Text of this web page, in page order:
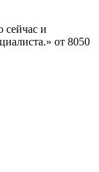
сейчас и
от 8050